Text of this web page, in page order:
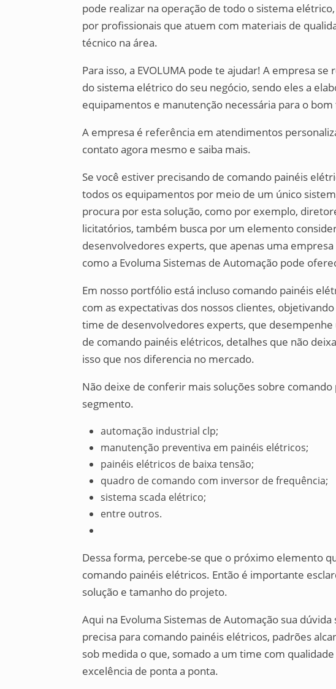
pode realizar na operação de todo o sistema
por profissionais que atuem com materiais de
técnico na área.
Para isso, a EVOLUMA pode te ajudar! A empresa
do sistema elétrico do seu negócio, sendo eles a
equipamentos e manutenção necessária para o
A empresa é referência em atendimentos
contato agora mesmo e saiba mais.
Se você estiver precisando de comando painéis
todos os equipamentos por meio de um único
procura por esta solução, como por exemplo,
licitatórios, também busca por um elemento
desenvolvedores experts, que apenas uma
como a Evoluma Sistemas de Automação pode
Em nosso portfólio está incluso comando painéis
com as expectativas dos nossos clientes,
time de desenvolvedores experts, que
de comando painéis elétricos, detalhes que não
isso que nos diferencia no mercado.
Não deixe de conferir mais soluções sobre
segmento.
automação industrial clp;
manutenção preventiva em painéis elétricos;
painéis elétricos de baixa tensão;
quadro de comando com inversor de frequência;
sistema scada elétrico;
entre outros.
Dessa forma, percebe-se que o próximo elemento
comando painéis elétricos. Então é importante
solução e tamanho do projeto.
Aqui na Evoluma Sistemas de Automação sua
precisa para comando painéis elétricos, padrões
sob medida o que, somado a um time com
excelência de ponta a ponta.